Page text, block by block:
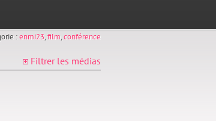
:enmi23,film,conférence
Filtrer les médias